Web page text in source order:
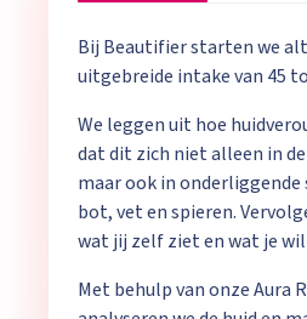
Bij Beautifier starten we
uitgebreide intake van 45
We leggen uit hoe
dat dit zich niet alleen in
maar ook in
bot, vet en spieren.
wat jij zelf ziet en wat je
Met behulp van onze Aura